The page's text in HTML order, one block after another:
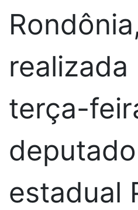
realizada
terça-
deputado
estadual